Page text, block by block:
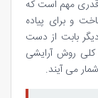
قدری مهم است که
و برای پیاده
بابت از دست
کلی روش آرایشی